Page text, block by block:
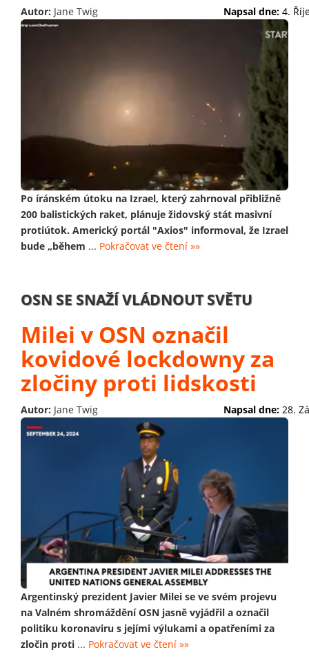
Autor: Jane Twig Napsal dne: 4.
Po íránském útoku na Izrael, který zahrnoval přibližně
200 balistických raket, plánuje židovský stát masivní
protiútok. Americký portál "Axios" informoval, že Izrael
bude „během ... Pokračovat ve čtení »»
OSN SE SNAŽÍ VLÁDNOUT SVĚTU
Milei v OSN označil
kovidové lockdowny za
zločiny proti lidskosti
Autor: Jane Twig Napsal dne: 28.
Argentinský prezident Javier Milei se ve svém projevu
na Valném shromáždění OSN jasně vyjádřil a označil
politiku koronaviru s jejími výlukami a opatřeními za
zločin proti ... Pokračovat ve čtení »»